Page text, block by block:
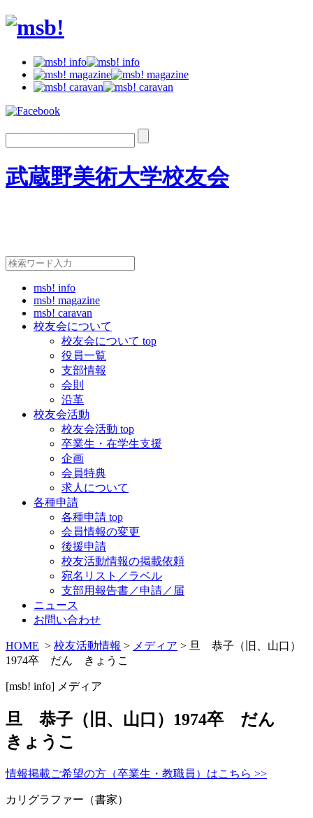
武蔵野美術大学校友会
msb! info
msb! magazine
msb! caravan
校友会について
校友会について top
役員一覧
支部情報
会則
沿革
校友会活動
校友会活動 top
卒業生・在学生支援
企画
会員特典
求人について
各種申請
各種申請 top
会員情報の変更
後援申請
校友活動情報の掲載依頼
宛名リスト／ラベル
支部用報告書／申請／届
ニュース
お問い合わせ
HOME > 校友活動情報 > メディア > 旦 恭子（旧、山口）
1974卒 だん きょうこ
[msb! info] メディア
旦 恭子（旧、山口）1974卒 だん
きょうこ
情報掲載ご希望の方（卒業生・教職員）はこちら >>
カリグラファー（書家）